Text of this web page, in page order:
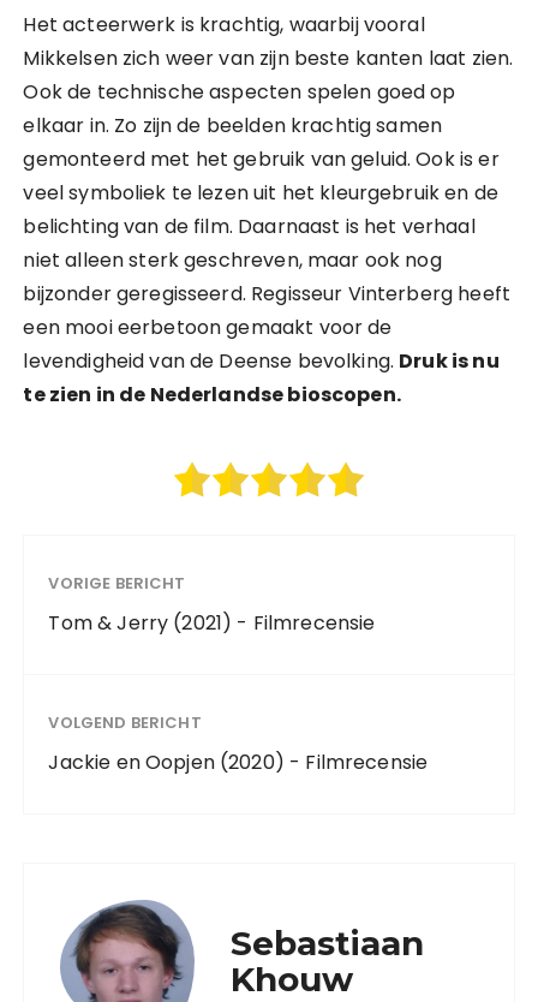
Het acteerwerk is krachtig, waarbij vooral
Mikkelsen zich weer van zijn beste kanten laat zien.
Ook de technische aspecten spelen goed op
elkaar in. Zo zijn de beelden krachtig samen
gemonteerd met het gebruik van geluid. Ook is er
veel symboliek te lezen uit het kleurgebruik en de
belichting van de film. Daarnaast is het verhaal
niet alleen sterk geschreven, maar ook nog
bijzonder geregisseerd. Regisseur Vinterberg heeft
een mooi eerbetoon gemaakt voor de
levendigheid van de Deense bevolking. Druk is nu
te zien in de Nederlandse bioscopen.
VORIGE BERICHT
Tom & Jerry (2021) - Filmrecensie
VOLGEND BERICHT
Jackie en Oopjen (2020) - Filmrecensie
Sebastiaan
Khouw